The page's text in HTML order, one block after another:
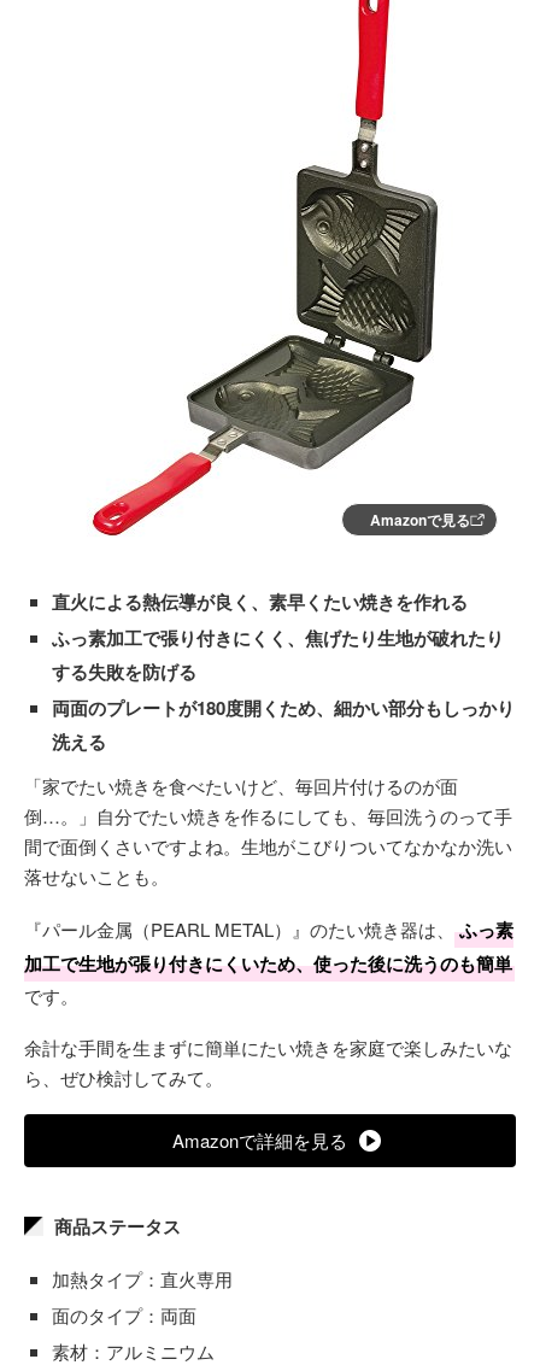
Amazonで見る
直火による熱伝導が良く、素早くたい焼きを作れる
ふっ素加工で張り付きにくく、焦げたり生地が破れたり
する失敗を防げる
両面のプレートが180度開くため、細かい部分もしっかり
洗える
「家でたい焼きを食べたいけど、毎回片付けるのが面
倒…。」自分でたい焼きを作るにしても、毎回洗うのって手
間で面倒くさいですよね。生地がこびりついてなかなか洗い
落せないことも。
『パール金属（PEARL METAL）』のたい焼き器は、
ふっ素
加工で生地が張り付きにくいため、使った後に洗うのも簡単
です。
余計な手間を生まずに簡単にたい焼きを家庭で楽しみたいな
ら、ぜひ検討してみて。
Amazonで詳細を見る
商品ステータス
加熱タイプ：直火専用
面のタイプ：両面
素材：アルミニウム